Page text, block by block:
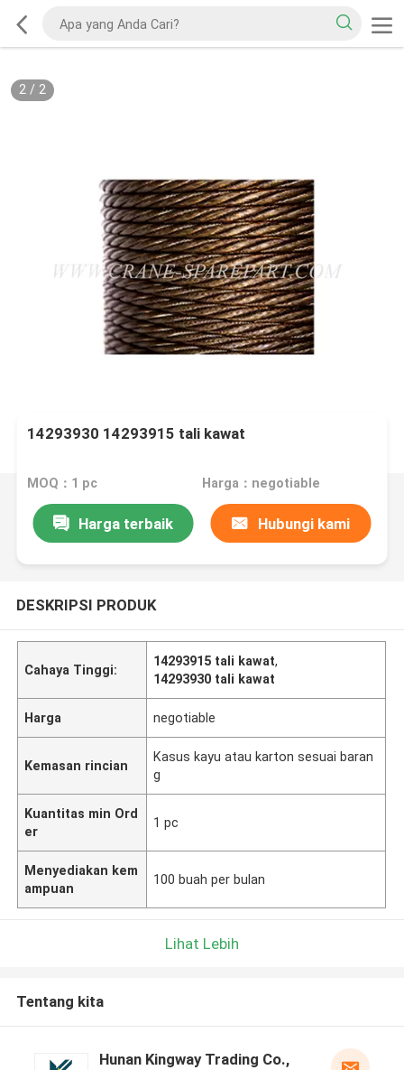
2/ 2
14293930 14293915 tali kawat
MOQ：1 pc Harga：negotiable
Harga terbaik Hubungi kami
DESKRIPSI PRODUK
Cahaya Tinggi:
14293915 tali kawat,
14293930 tali kawat
Harga negotiable
Kemasan rincian
Kasus kayu atau karton sesuai baran
g
Kuantitas min Ord
er
1 pc
Menyediakan kem
ampuan
100 buah per bulan
Lihat Lebih
Tentang kita
Hunan Kingway Trading Co.,